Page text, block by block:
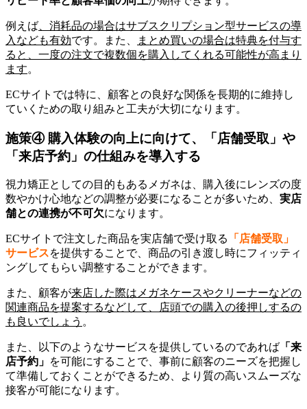
例えば 、消耗品の場合はサブスクリプション型サービスの導
入なども有効です。また、
まとめ買いの場合は特典を付与す
ると、一度の注文で複数個を購入してくれる可能性が高まり
ます。
ECサイトでは特に、顧客との良好な関係を長期的に維持し
ていくための取り組みと工夫が大切になります。
施策④ 購入体験の向上に向けて、「店舗受取」や
「来店予約」の仕組みを導入する
視力矯正としての目的もあるメガネは、購入後にレンズの度
数やかけ心地などの調整が必要になることが多いため、 実店
舗との連携が不可欠になります。
ECサイトで注文した商品を実店舗で受け取る
「店舗受取」
サービスを提供することで、商品の引き渡し時にフィッティ
ングしてもらい調整することができます。
また、顧客が来店した際はメガネケースやクリーナーなどの
関連商品を提案するなどして、店頭での購入の後押しするの
も良いでしょう 。
また、以下のようなサービスを提供しているのであれば 「来
店予約」 を可能にすることで、事前に顧客のニーズを把握し
て準備しておくことができるため、より質の高いスムーズな
接客が可能になります。